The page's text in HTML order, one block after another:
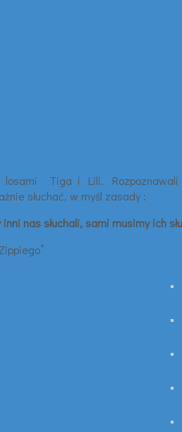
Tiga i Lili.
słuchać, w myśl zasady :
nas słuchali, sami musimy ich